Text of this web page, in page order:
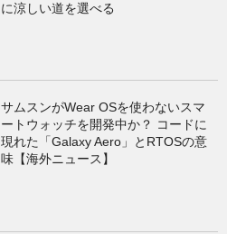
に涼しい道を選べる
サムスンがWear OSを使わないスマ
ートウォッチを開発中か？ コードに
現れた「Galaxy Aero」とRTOSの意
味【海外ニュース】